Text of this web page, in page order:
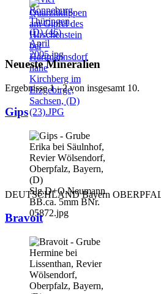
Neueste Mineralien
Ergebnisse 1 - 2 von insgesamt 10.
Gips
DEUTSCHLAND Bayern
Bravoit